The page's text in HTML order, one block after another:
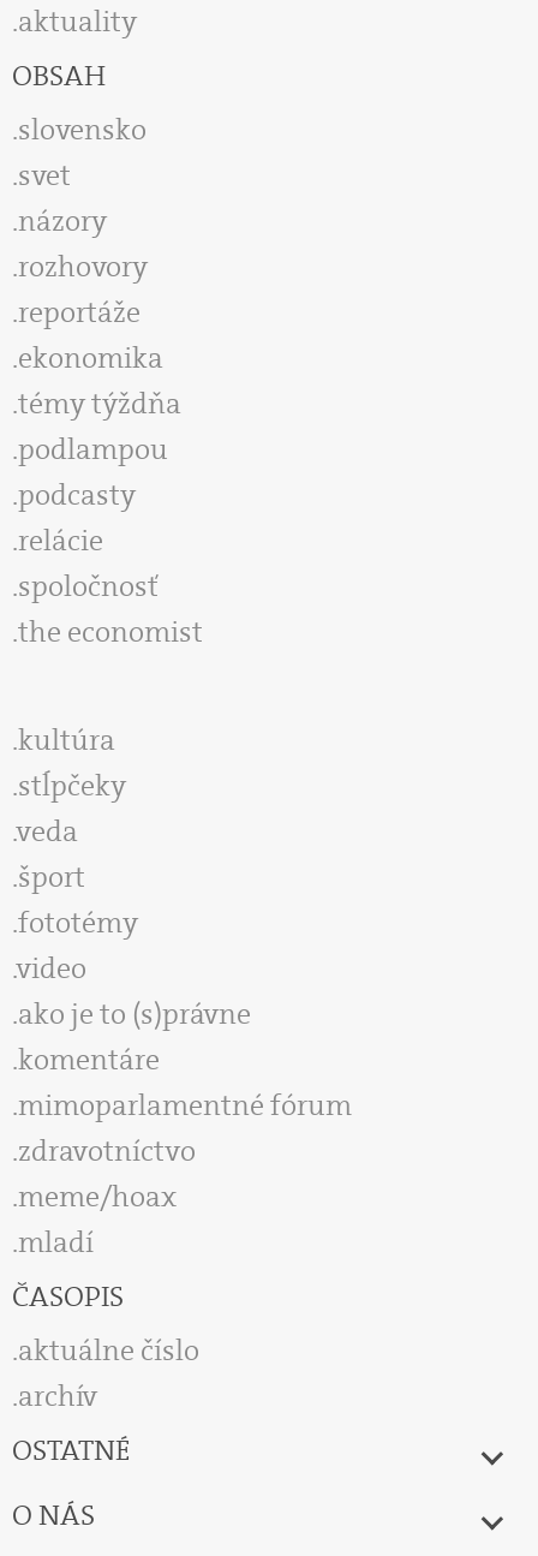
aktuality
OBSAH
slovensko
svet
názory
rozhovory
reportáže
ekonomika
témy týždňa
podlampou
podcasty
relácie
spoločnosť
the economist
kultúra
stĺpčeky
veda
šport
fototémy
video
ako je to (s)právne
komentáre
mimoparlamentné fórum
zdravotníctvo
meme/hoax
mladí
ČASOPIS
aktuálne číslo
archív
OSTATNÉ
O NÁS